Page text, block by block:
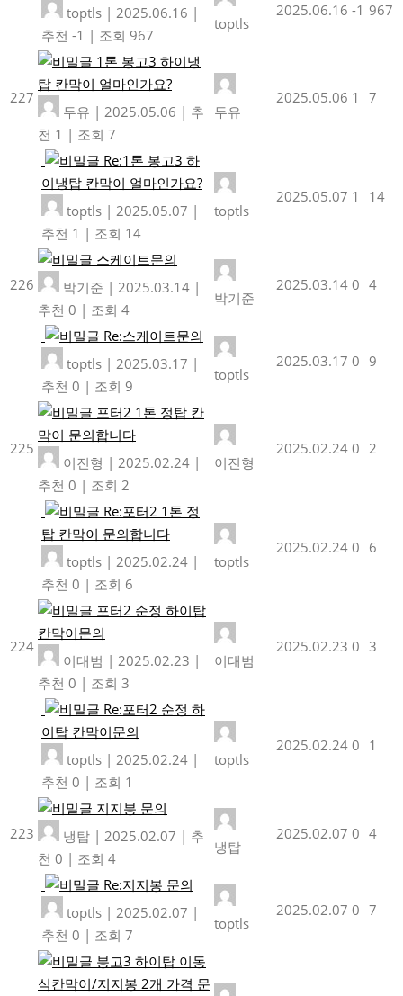
toptls | 2025.06.16 |
추천 -1 | 조회 967
toptls
2025.06.16 -1 967
227
1톤 봉고3 하이냉
탑 칸막이 얼마인가요?
두유 | 2025.05.06 | 추
천 1 | 조회 7
두유
2025.05.06 1 7
Re:1톤 봉고3 하
이냉탑 칸막이 얼마인가요?
toptls | 2025.05.07 |
추천 1 | 조회 14
toptls
2025.05.07 1 14
226
스케이트문의
박기준 | 2025.03.14 |
추천 0 | 조회 4
박기준
2025.03.14 0 4
Re:스케이트문의
toptls | 2025.03.17 |
추천 0 | 조회 9
toptls
2025.03.17 0 9
225
포터2 1톤 정탑 칸
막이 문의합니다
이진형 | 2025.02.24 |
추천 0 | 조회 2
이진형
2025.02.24 0 2
Re:포터2 1톤 정
탑 칸막이 문의합니다
toptls | 2025.02.24 |
추천 0 | 조회 6
toptls
2025.02.24 0 6
224
포터2 순정 하이탑
칸막이문의
이대범 | 2025.02.23 |
추천 0 | 조회 3
이대범
2025.02.23 0 3
Re:포터2 순정 하
이탑 칸막이문의
toptls | 2025.02.24 |
추천 0 | 조회 1
toptls
2025.02.24 0 1
223
지지봉 문의
냉탑 | 2025.02.07 | 추
천 0 | 조회 4
냉탑
2025.02.07 0 4
Re:지지봉 문의
toptls | 2025.02.07 |
추천 0 | 조회 7
toptls
2025.02.07 0 7
봉고3 하이탑 이동
식칸막이/지지봉 2개 가격 문